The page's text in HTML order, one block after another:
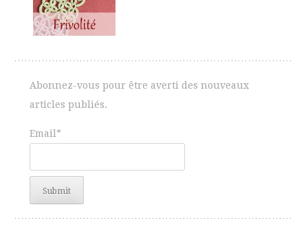
Abonnez-vous pour être averti des nouveaux
articles publiés.
Email*